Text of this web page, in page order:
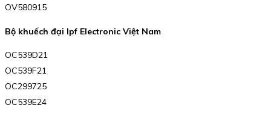
OV580915
Bộ khuếch đại Ipf Electronic Việt Nam
OC539D21
OC539F21
OC299725
OC539E24